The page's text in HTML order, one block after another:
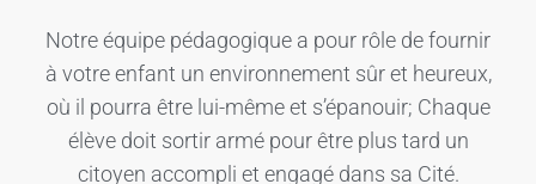
Notre équipe pédagogique a pour rôle de fournir
à votre enfant un environnement sûr et heureux,
où il pourra être lui-même et s’épanouir; Chaque
élève doit sortir armé pour être plus tard un
citoyen accompli et engagé dans sa Cité.